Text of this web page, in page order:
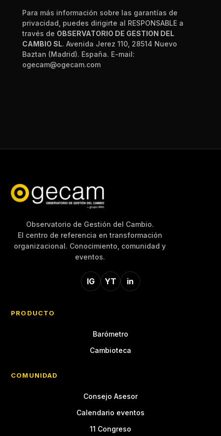
Para más información sobre las garantías de
privacidad, puedes dirigirte al RESPONSABLE a
través de OBSERVATORIO DE GESTION DEL
CAMBIO SL. Avenida Jerez 110, 28514 Nuevo
Baztan (Madrid). España. E-mail:
ogecam@ogecam.com
Observatorio de Gestión del Cambio.
El centro de referencia en transformación
organizacional. Conocimiento, comunidad y
eventos.
IG YT in
PRODUCTO
Barómetro
Cambioteca
COMUNIDAD
Consejo Asesor
Calendario eventos
11 Congreso